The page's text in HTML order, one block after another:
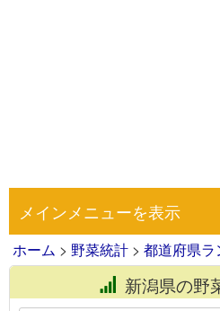
メインメニューを表示
ホーム > 野菜統計 > 都道府県
新潟県の野